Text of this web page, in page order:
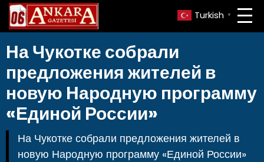
Turkish ▼
На Чукотке собрали
предложения жителей в
новую Народную программу
«Единой России»
На Чукотке собрали предложения жителей в
новую Народную программу «Единой России»